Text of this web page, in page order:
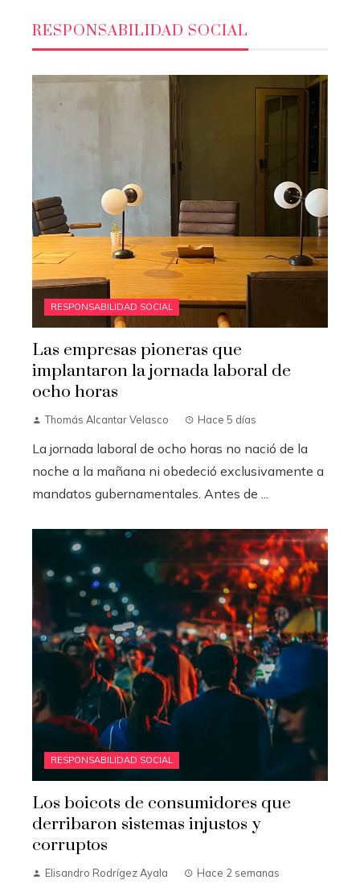
RESPONSABILIDAD SOCIAL
RESPONSABILIDAD SOCIAL
Las empresas pioneras que
implantaron la jornada laboral de
ocho horas
Thomás Alcantar Velasco Hace 5 días
La jornada laboral de ocho horas no nació de la
noche a la mañana ni obedeció exclusivamente a
mandatos gubernamentales. Antes de ...
RESPONSABILIDAD SOCIAL
Los boicots de consumidores que
derribaron sistemas injustos y
corruptos
Elisandro Rodrígez Ayala Hace 2 semanas